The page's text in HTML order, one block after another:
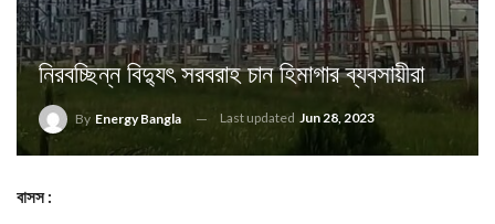
নিরবচ্ছিন্ন বিদ্যুৎ সরবরাহ চান হিমাগার ব্যবসায়ীরা
By Energy Bangla Last updated Jun 28, 2023
বাসস :